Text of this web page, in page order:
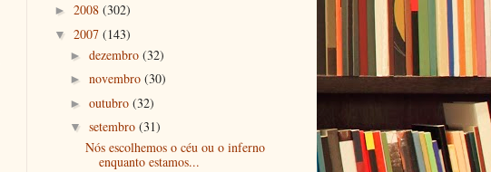
► 2008 (302)
▼ 2007 (143)
► dezembro (32)
► novembro (30)
► outubro (32)
▼ setembro (31)
Nós escolhemos o céu ou o inferno
enquanto estamos...